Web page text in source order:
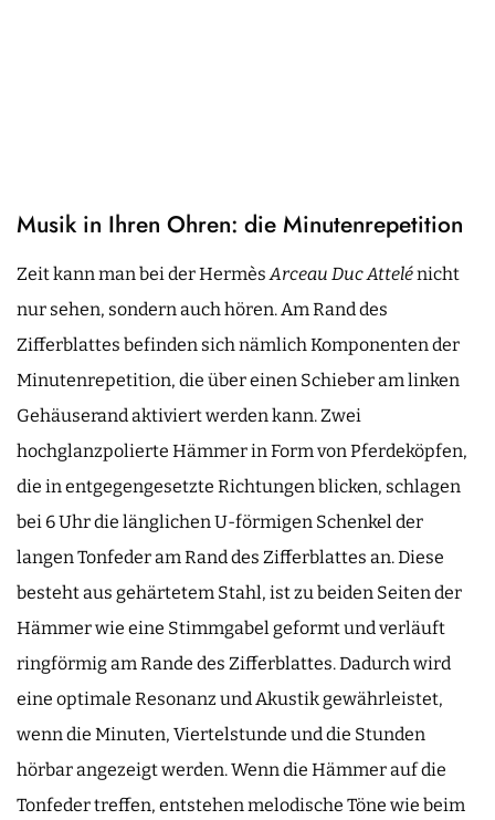
Musik in Ihren Ohren: die Minutenrepetition
Zeit kann man bei der Hermès Arceau Duc Attelénicht
nur sehen, sondern auch hören. Am Rand des
Zifferblattes befinden sich nämlich Komponenten der
Minutenrepetition, die über einen Schieber am linken
Gehäuserand aktiviert werden kann. Zwei
hochglanzpolierte Hämmer in Form von Pferdeköpfen,
die in entgegengesetzte Richtungen blicken, schlagen
bei 6 Uhr die länglichen U-förmigen Schenkel der
langen Tonfeder am Rand des Zifferblattes an. Diese
besteht aus gehärtetem Stahl, ist zu beiden Seiten der
Hämmer wie eine Stimmgabel geformt und verläuft
ringförmig am Rande des Zifferblattes. Dadurch wird
eine optimale Resonanz und Akustik gewährleistet,
wenn die Minuten, Viertelstunde und die Stunden
hörbar angezeigt werden. Wenn die Hämmer auf die
Tonfeder treffen, entstehen melodische Töne wie beim